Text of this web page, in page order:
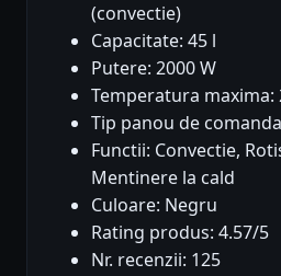
(convectie)
Capacitate: 45 l
Putere: 2000 W
Temperatura maxima:
Tip panou de
Functii: Convectie,
Mentinere la cald
Culoare: Negru
Rating produs: 4.57/5
Nr. recenzii: 125